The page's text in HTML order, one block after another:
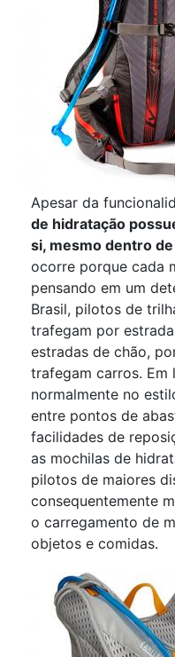
Apesar da
de hidratação
si, mesmo dentro
ocorre porque cada
pensando em um
Brasil, pilotos de
trafegam por
estradas de chão,
trafegam carros. Em
normalmente no
entre pontos de
facilidades de
as mochilas de
pilotos de maiores
consequentemente
o carregamento de
objetos e comidas.